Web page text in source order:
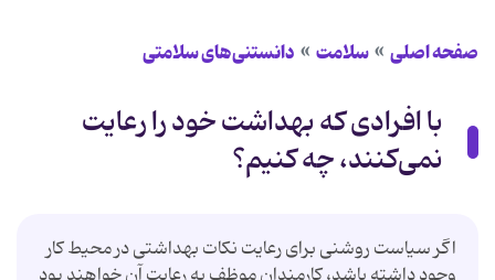
صفحه اصلی سلامت دانستنی‌های سلامتی
با افرادی که بهداشت خود را رعایت
نمی‌کنند، چه کنیم؟
اگر سیاست روشنی برای رعایت نکات بهداشتی در محیط کار